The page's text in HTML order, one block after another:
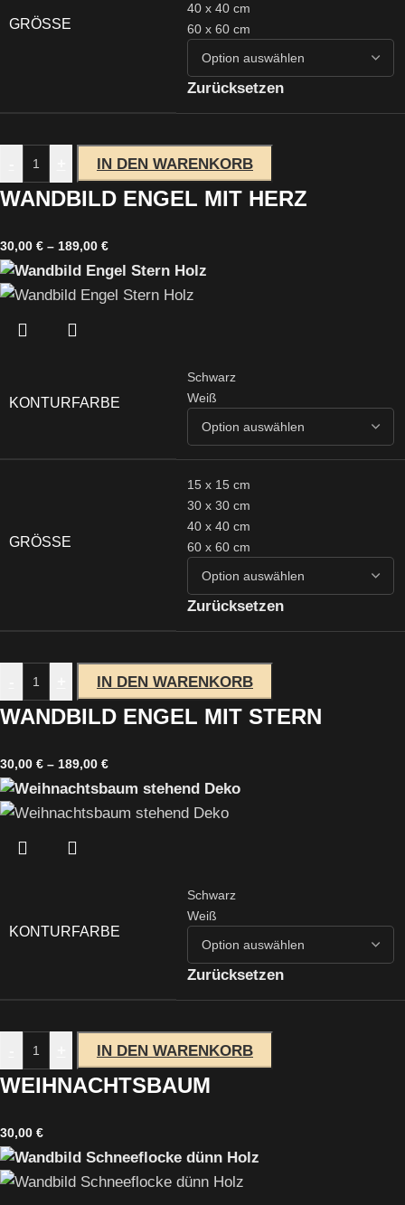
GRÖSSE
40 x 40 cm
60 x 60 cm
Zurücksetzen
IN DEN WARENKORB
WANDBILD ENGEL MIT HERZ
30,00 € – 189,00 €
KONTURFARBE
Schwarz
Weiß
GRÖSSE
15 x 15 cm
30 x 30 cm
40 x 40 cm
60 x 60 cm
Zurücksetzen
IN DEN WARENKORB
WANDBILD ENGEL MIT STERN
30,00 € – 189,00 €
KONTURFARBE
Schwarz
Weiß
Zurücksetzen
IN DEN WARENKORB
WEIHNACHTSBAUM
30,00 €